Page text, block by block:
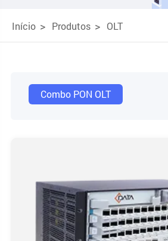
Início Produtos OLT
Combo PON OLT